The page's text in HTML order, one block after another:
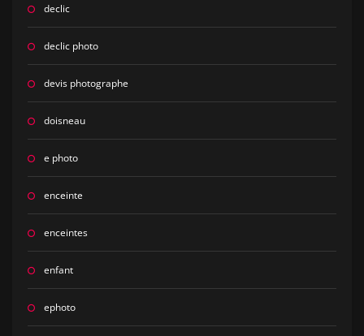
declic
declic photo
devis photographe
doisneau
e photo
enceinte
enceintes
enfant
ephoto